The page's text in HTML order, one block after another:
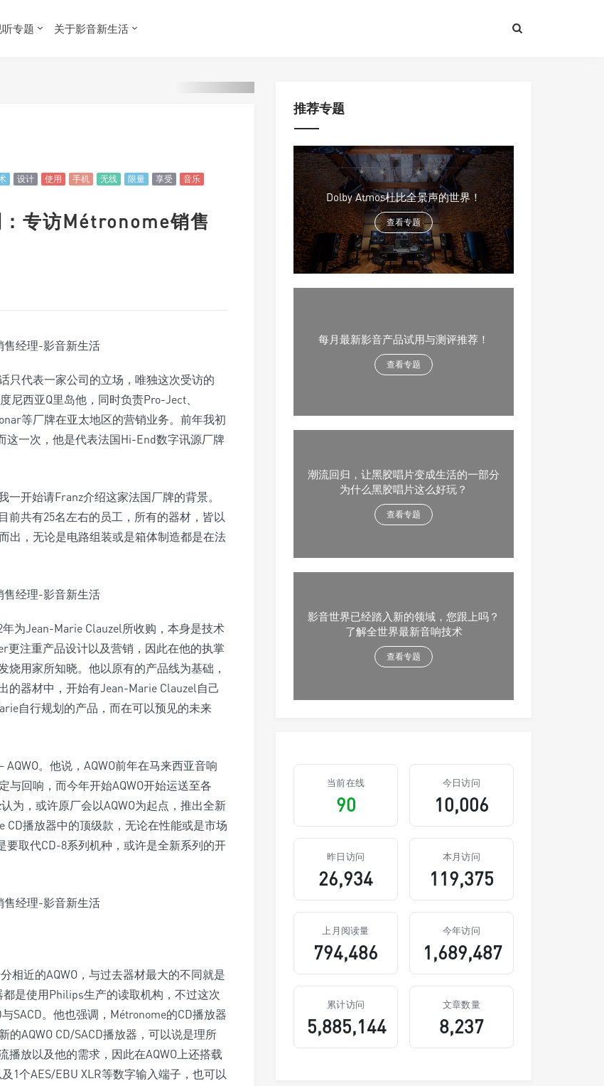
专题 关于影音新生活
设计 使用 手机 无线 限量 享受
音乐
专访Métronome销售
只代表一家公司的立场，唯独这次受访的
尼西亚Q里岛他，同时负责Pro-Ject、
等厂牌在亚太地区的营销业务。前年我初
这一次，他是代表法国Hi-End数字讯源厂牌
开始请Franz介绍这家法国厂牌的背景。
前共有25名左右的员工，所有的器材，皆以
出，无论是电路组装或是箱体制造都是在法
为Jean-Marie Clauzel所收购，本身是技术
更注重产品设计以及营销，因此在他的执掌
用家所知晓。他以原有的产品线为基础，
的器材中，开始有Jean-Marie Clauzel自己
自行规划的产品，而在可以预见的未来
。他说，AQWO前年在马来西亚音响
与回响，而今年开始AQWO开始运送至各
为，或许原厂会以AQWO为起点，推出全新
CD播放器中的顶级款，无论在性能或是市场
要取代CD-8系列机种，或许是全新系列的开
相近的AQWO，与过去器材最大的不同就是
是使用Philips生产的读取机构，不过这次
SACD。他也强调，Métronome的CD播放器
AQWO CD/SACD播放器，可以说是理所
放以及他的需求，因此在AQWO上还搭载
1个AES/EBU XLR等数字输入端子，也可以
推荐专题
Dolby Atmos杜比全景声的世界！
查看专题
每月最新影音产品试用与测评推荐！
查看专题
潮流回归，让黑胶唱片变成生活的一部分
为什么黑胶唱片这么好玩？
查看专题
影音世界已经踏入新的领域，您跟上吗？
了解全世界最新音响技术
查看专题
当前在线
90
今日访问
10,006
昨日访问
26,934
本月访问
119,375
上月阅读量
794,486
今年访问
1,689,487
累计访问
5,885,144
文章数量
8,237